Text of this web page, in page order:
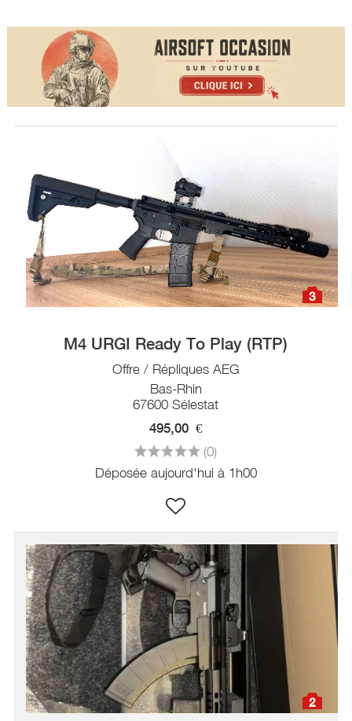
3
M4 URGI Ready To Play (RTP)
Offre / Répliques AEG
Bas-Rhin
67600 Sélestat
495,00 €
(0)
Déposée aujourd'hui à 1h00
2